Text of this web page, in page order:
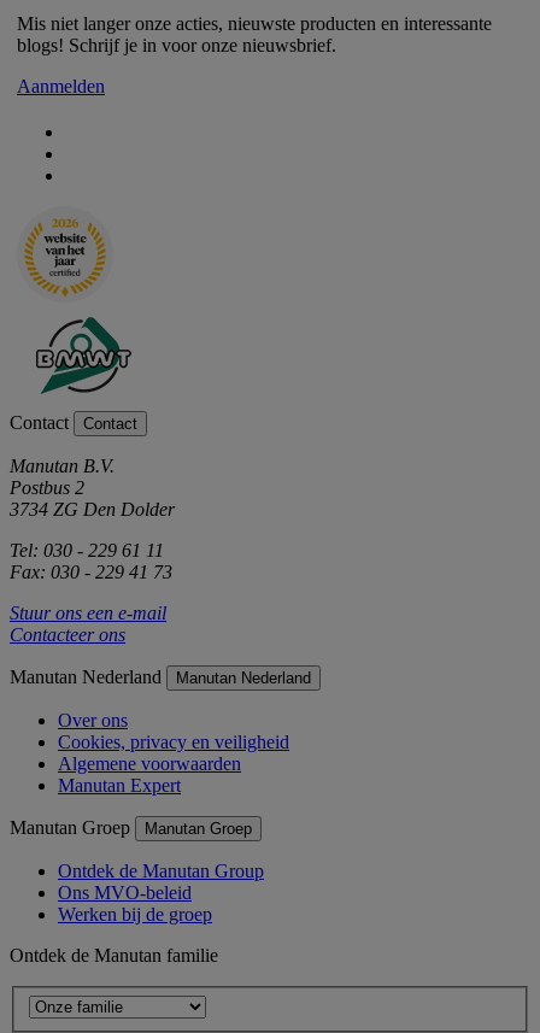
Mis niet langer onze acties, nieuwste producten en interessante
blogs! Schrijf je in voor onze nieuwsbrief.
Aanmelden
Contact Contact
Manutan B.V.
Postbus 2
3734 ZG Den Dolder
Tel: 030 - 229 61 11
Fax: 030 - 229 41 73
Stuur ons een e-mail
Contacteer ons
Manutan Nederland Manutan Nederland
Over ons
Cookies, privacy en veiligheid
Algemene voorwaarden
Manutan Expert
Manutan Groep Manutan Groep
Ontdek de Manutan Group
Ons MVO-beleid
Werken bij de groep
Ontdek de Manutan familie